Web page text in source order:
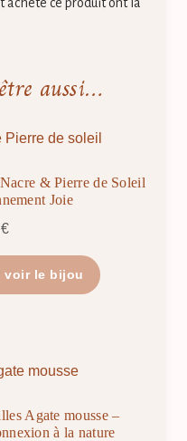
aussi…
& Pierre de Soleil
Joie
€
voir le bijou
Agate mousse –
à la nature